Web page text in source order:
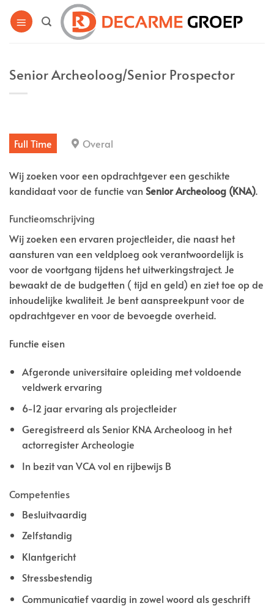
naar
Senior Archeoloog/Senior Prospector
Full Time Overal
Wij zoeken voor een opdrachtgever een geschikte
kandidaat voor de functie van Senior Archeoloog (KNA).
Functieomschrijving
Wij zoeken een ervaren projectleider, die naast het
aansturen van een veldploeg ook verantwoordelijk is
voor de voortgang tijdens het uitwerkingstraject. Je
bewaakt de de budgetten ( tijd en geld) en ziet toe op de
inhoudelijke kwaliteit. Je bent aanspreekpunt voor de
opdrachtgever en voor de bevoegde overheid.
Functie eisen
Afgeronde universitaire opleiding met voldoende
veldwerk ervaring
6-12 jaar ervaring als projectleider
Geregistreerd als Senior KNA Archeoloog in het
actorregister Archeologie
In bezit van VCA vol en rijbewijs B
Competenties
Besluitvaardig
Zelfstandig
Klantgericht
Stressbestendig
Communicatief vaardig in zowel woord als geschrift